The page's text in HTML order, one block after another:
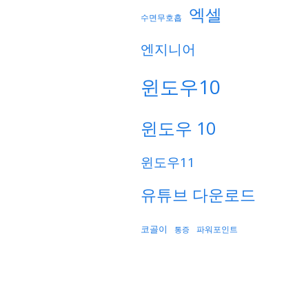
수면무호흡 엑셀
엔지니어
윈도우10
윈도우 10
윈도우11
유튜브 다운로드
코골이 통증 파워포인트